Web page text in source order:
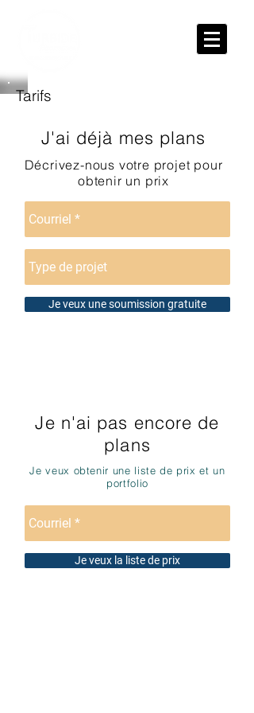
Décrivez-nous votre projet pour
obtenir un prix
Je veux obtenir une liste de prix et un
portfolio
Je n'ai pas encore de
plans
J'ai déjà mes plans
Je veux la liste de prix
Je veux une soumission gratuite
Tarifs